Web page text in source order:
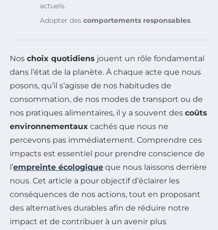
actuels.
Adopter des comportements responsables.
Nos choix quotidiens jouent un rôle fondamental
dans l’état de la planète. À chaque acte que nous
posons, qu’il s’agisse de nos habitudes de
consommation, de nos modes de transport ou de
nos pratiques alimentaires, il y a souvent des coûts
environnementaux cachés que nous ne
percevons pas immédiatement. Comprendre ces
impacts est essentiel pour prendre conscience de
l’empreinte écologique que nous laissons derrière
nous. Cet article a pour objectif d’éclairer les
conséquences de nos actions, tout en proposant
des alternatives durables afin de réduire notre
impact et de contribuer à un avenir plus